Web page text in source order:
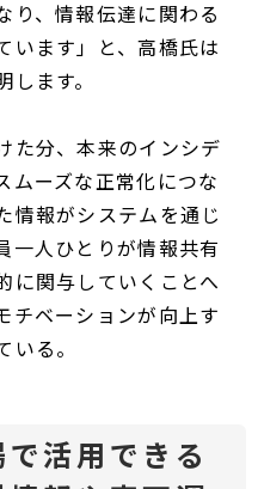
り、情報伝達に関わる
います」と、高橋氏は
ます。
た分、本来のインシデ
ムーズな正常化につな
情報がシステムを通じ
一人ひとりが情報共有
に関与していくことへ
チベーションが向上す
る。
活用できる